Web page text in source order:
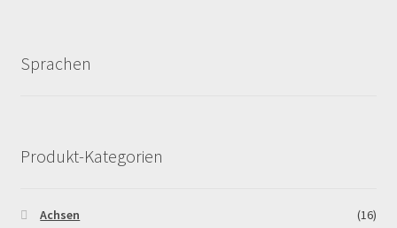
Sprachen
Produkt-Kategorien
Achsen
(16)